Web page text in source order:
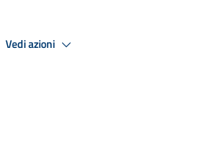
Vedi azioni